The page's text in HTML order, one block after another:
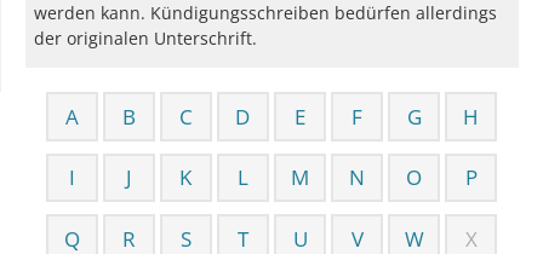
A B C D E F G H
I J K L M N O P
Q R S T U V W X
werden kann. Kündigungsschreiben bedürfen allerdings
der originalen Unterschrift.